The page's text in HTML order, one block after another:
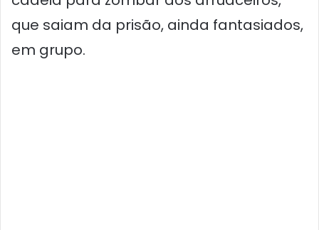
que saiam da prisão, ainda fantasiados,
em grupo.